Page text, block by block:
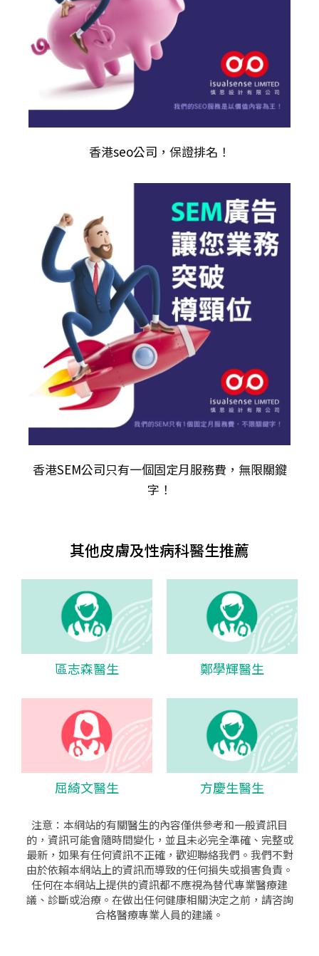
香港seo公司 ，保證排名！
香港SEM公司只有一個固定月服務費，無限關𨫡
字！
其他皮膚及性病科醫生推薦
區志森醫生 鄭學輝醫生
屈綺文醫生 方慶生醫生
注意：本網站的有關醫生的內容僅供參考和一般資訊目
的，資訊可能會隨時間變化，並且未必完全準確、完整或
最新，如果有任何資訊不正確，歡迎聯絡我們。我們不對
由於依賴本網站上的資訊而導致的任何損失或損害負責。
任何在本網站上提供的資訊都不應視為替代專業醫療建
議、診斷或治療。在做出任何健康相關決定之前，請咨詢
合格醫療專業人員的建議。